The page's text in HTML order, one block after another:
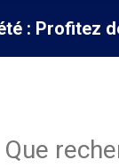
: Profitez